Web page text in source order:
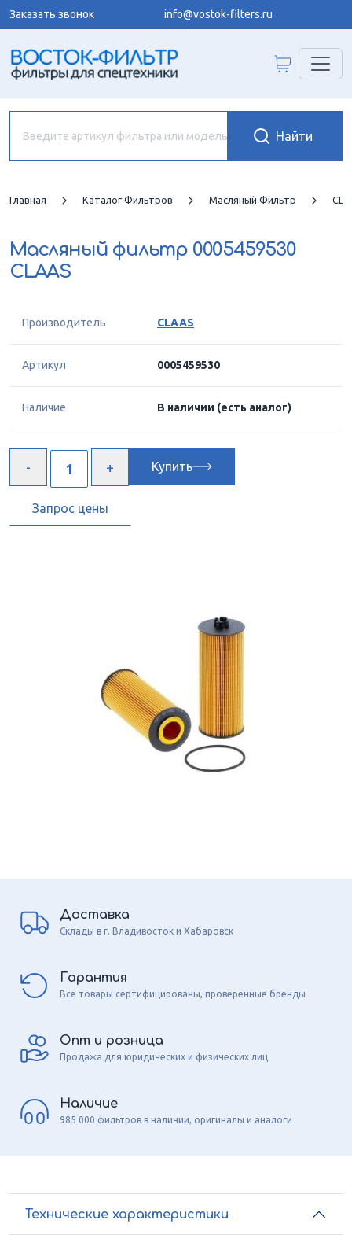
Заказать звонок info@vostok-filters.ru
Главная Каталог Фильтров Масляный Фильтр
Масляный фильтр 0005459530
CLAAS
Производитель CLAAS
Артикул 0005459530
Наличие В наличии (есть аналог)
Купить
Запрос цены
Доставка
Склады в г. Владивосток и Хабаровск
Гарантия
Все товары сертифицированы, проверенные бренды
Опт и розница
Продажа для юридических и физических лиц
Наличие
985 000 фильтров в наличии, оригиналы и аналоги
Технические характеристики